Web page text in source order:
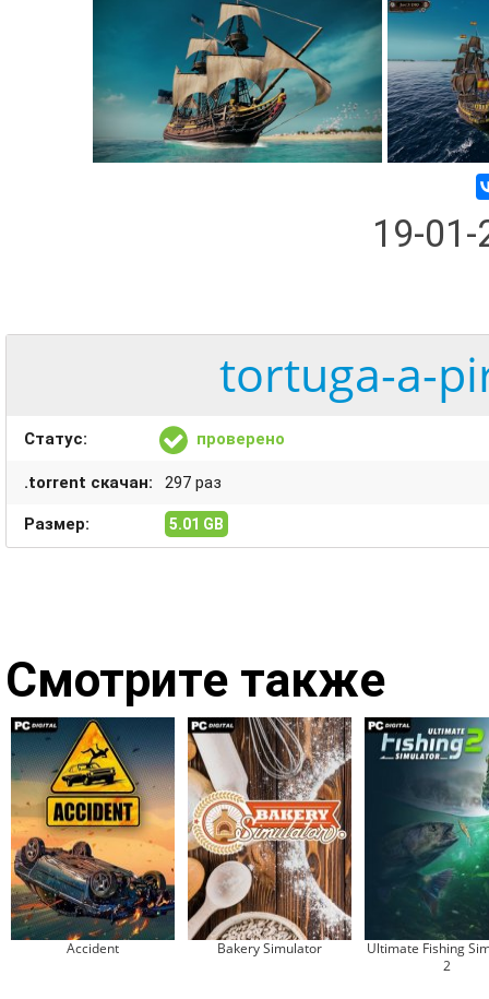
19-
tortuga-a-
Статус: проверено
.torrent скачан: 297 раз
Размер: 5.01 GB
Смотрите также
Accident Bakery Simulator
Ultimate Fishing
2